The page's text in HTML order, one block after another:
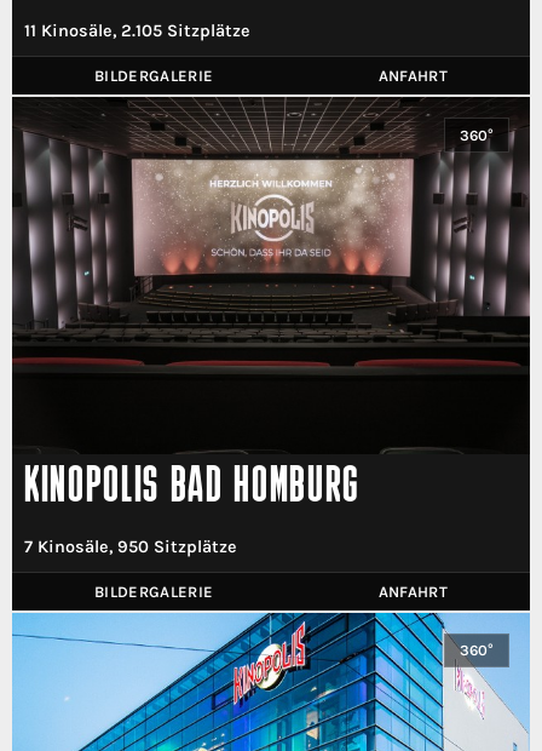
11 Kinosäle, 2.105 Sitzplätze
BILDERGALERIE ANFAHRT
360°
KINOPOLIS BAD HOMBURG
7 Kinosäle, 950 Sitzplätze
BILDERGALERIE ANFAHRT
360°